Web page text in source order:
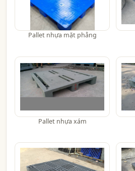
Pallet nhựa mặt phẳng
Pallet nhựa xám